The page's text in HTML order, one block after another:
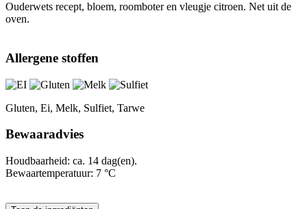
Ouderwets recept, bloem, roomboter en vleugje citroen. Net uit de
oven.
Allergene stoffen
Gluten, Ei, Melk, Sulfiet, Tarwe
Bewaaradvies
Houdbaarheid: ca. 14 dag(en).
Bewaartemperatuur: 7 °C